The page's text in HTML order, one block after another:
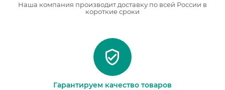
Наша компания производит доставку по всей России в
короткие сроки
Гарантируем качество товаров